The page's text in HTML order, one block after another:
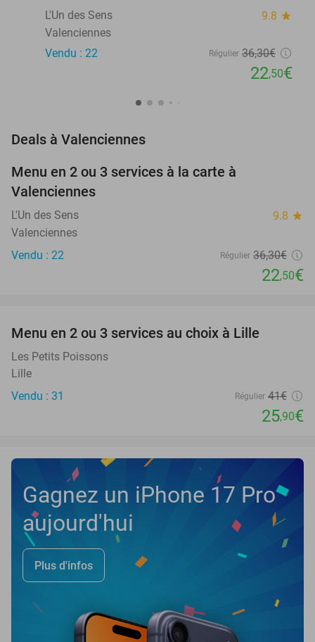
L'Un des Sens
9.8 star
Valenciennes
Vendu : 22
Régulier 36,30€
22,50€
Deals à Valenciennes
Menu en 2 ou 3 services à la carte à
Valenciennes
L'Un des Sens 9.8 star
Valenciennes
Vendu : 22
Régulier 36,30€
22,50€
TODAY
Menu en 2 ou 3 services au choix à Lille
Les Petits Poissons
Lille
Vendu : 31
Régulier 41€
25,90€
Gagnez un iPhone 17 Pro
aujourd'hui
Plus d'infos